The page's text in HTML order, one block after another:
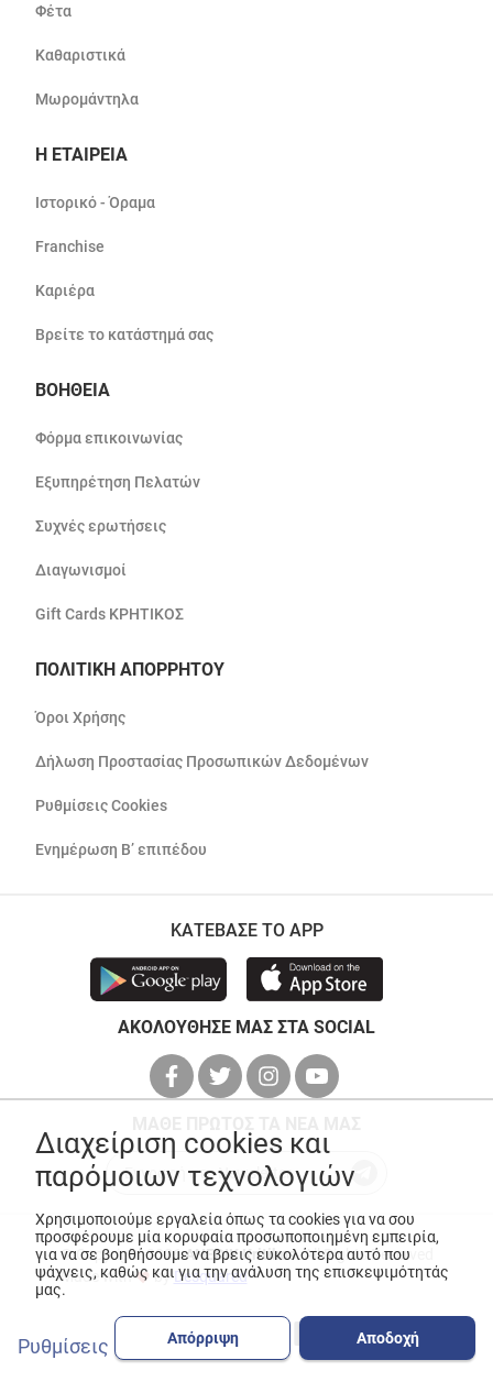
Φέτα
Καθαριστικά
Μωρομάντηλα
Η ΕΤΑΙΡΕΙΑ
Ιστορικό - Όραμα
Franchise
Καριέρα
Βρείτε το κατάστημά σας
ΒΟΗΘΕΙΑ
Φόρμα επικοινωνίας
Εξυπηρέτηση Πελατών
Συχνές ερωτήσεις
Διαγωνισμοί
Gift Cards ΚΡΗΤΙΚΟΣ
ΠΟΛΙΤΙΚΗ ΑΠΟΡΡΗΤΟΥ
Όροι Χρήσης
Δήλωση Προστασίας Προσωπικών Δεδομένων
Ρυθμίσεις Cookies
Ενημέρωση Β’ επιπέδου
ΚΑΤΕΒΑΣΕ ΤΟ APP
ΑΚΟΛΟΥΘΗΣΕ ΜΑΣ ΣΤΑ SOCIAL
© Copyright 2026ANEDIK Kritikos. All Rights Reserved
Made with
byDesquared
Διαχείριση cookies και
παρόμοιων τεχνολογιών
Χρησιμοποιούμε εργαλεία όπως τα cookies για να σου
προσφέρουμε μία κορυφαία προσωποποιημένη εμπειρία,
για να σε βοηθήσουμε να βρεις ευκολότερα αυτό που
ψάχνεις, καθώς και για την ανάλυση της επισκεψιμότητάς
μας.
Ρυθμίσεις Απόρριψη Αποδοχή